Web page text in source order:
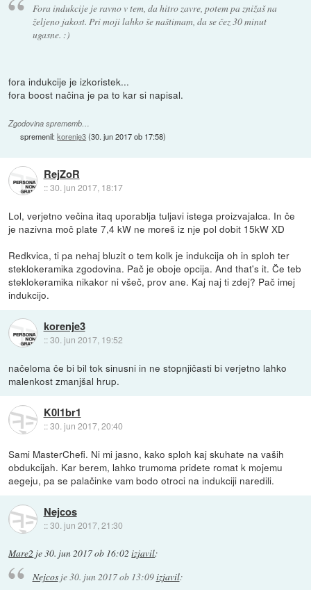
Fora indukcije je ravno v tem, da hitro zavre, potem pa znižaš na
željeno jakost. Pri moji lahko še naštimam, da se čez 30 minut
ugasne. :)
fora indukcije je izkoristek...
fora boost načina je pa to kar si napisal.
Zgodovina sprememb…
spremenil:korenje3(30. jun 2017 ob 17:58)
RejZoR
::30. jun 2017, 18:17
Lol, verjetno večina itaq uporablja tuljavi istega proizvajalca. In če
je nazivna moč plate 7,4 kW ne moreš iz nje pol dobit 15kW XD
Redkvica, ti pa nehaj bluzit o tem kolk je indukcija oh in sploh ter
steklokeramika zgodovina. Pač je oboje opcija. And that's it. Če teb
steklokeramika nikakor ni všeč, prov ane. Kaj naj ti zdej? Pač imej
indukcijo.
korenje3
::30. jun 2017, 19:52
načeloma če bi bil tok sinusni in ne stopnjičasti bi verjetno lahko
malenkost zmanjšal hrup.
K0l1br1
::30. jun 2017, 20:40
Sami MasterChefi. Ni mi jasno, kako sploh kaj skuhate na vaših
obdukcijah. Kar berem, lahko trumoma pridete romat k mojemu
aegeju, pa se palačinke vam bodo otroci na indukciji naredili.
Nejcos
::30. jun 2017, 21:30
Mare2 je30. jun 2017 ob 16:02 izjavil:
Nejcosje30. jun 2017 ob 13:09izjavil: